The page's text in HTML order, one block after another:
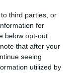
third parties, or
for
below opt-out
that after your
seeing
utilized by
régi